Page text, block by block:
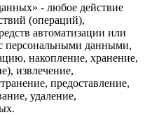
- любое действие
(операций),
автоматизации или
с персональными данными,
накопление, хранение,
извлечение,
предоставление,
удаление,